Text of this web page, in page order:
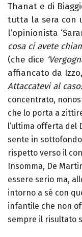
Thanat e di
tutta la sera con
l’opinionista
cosa ci avete
(che dice
affiancato da
Attaccatevi al caso!
concentrato,
che lo porta a
l’ultima offerta del
sente in
rispetto verso il
Insomma, De
essere serio ma,
intorno a sé con
infantile che non
sempre il risultato